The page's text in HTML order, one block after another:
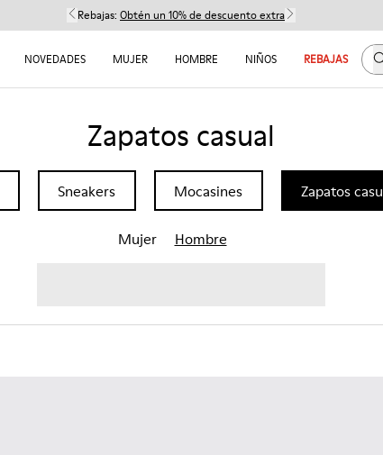
Rebajas: Obtén un 10% de descuento extra
NOVEDADES MUJER HOMBRE NIÑOS REBAJAS
Zapatos casual
Sneakers Mocasines Zapatos
Mujer Hombre